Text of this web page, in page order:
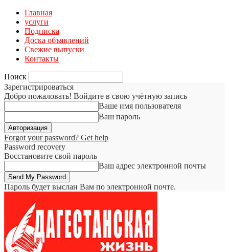
Главная
услуги
Подписка
Доска объявлений
Свежие выпуски
Контакты
Поиск
Зарегистрироваться
Добро пожаловать! Войдите в свою учётную запись
Ваше имя пользователя
Ваш пароль
Forgot your password? Get help
Password recovery
Восстановите свой пароль
Ваш адрес электронной почты
Пароль будет выслан Вам по электронной почте.